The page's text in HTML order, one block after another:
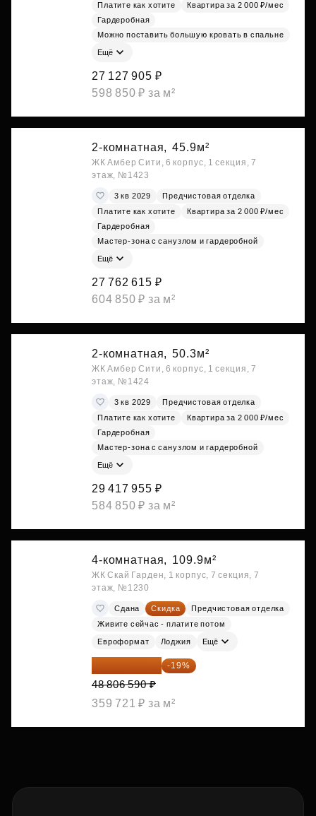
Платите как хотите
Квартира за 2 000 ₽/мес
Гардеробная
Можно поставить большую кровать в спальне
Ещё
27 127 905 ₽
598 850 ₽ за м²
2-комнатная, 45.9м²
ЖК Амбер Сити, 6 корпус, 1 секция, 7
этаж, №1423
3 кв 2029
Предчистовая отделка
Платите как хотите
Квартира за 2 000 ₽/мес
Гардеробная
Мастер-зона с санузлом и гардеробной
Ещё
27 762 615 ₽
604 850 ₽ за м²
2-комнатная, 50.3м²
ЖК Амбер Сити, 6 корпус, 1 секция, 7
этаж, №1424
3 кв 2029
Предчистовая отделка
Платите как хотите
Квартира за 2 000 ₽/мес
Гардеробная
Мастер-зона с санузлом и гардеробной
Ещё
29 417 955 ₽
584 850 ₽ за м²
4-комнатная, 109.9м²
ЖК Скай Гарден, 1 корпус, 7 секция, 7
этаж, №1230
Сдана Скидка
Предчистовая отделка
Живите сейчас - платите потом
Евроформат Лоджия Ещё
39 533 338 ₽ -19%
48 806 590 ₽
359 721 ₽ за м²